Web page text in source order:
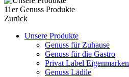
11er Genuss Produkte
Zurück
Unsere Produkte
Genuss für Zuhause
Genuss für die Gastro
Privat Label Eigenmarken
Genuss Lädile